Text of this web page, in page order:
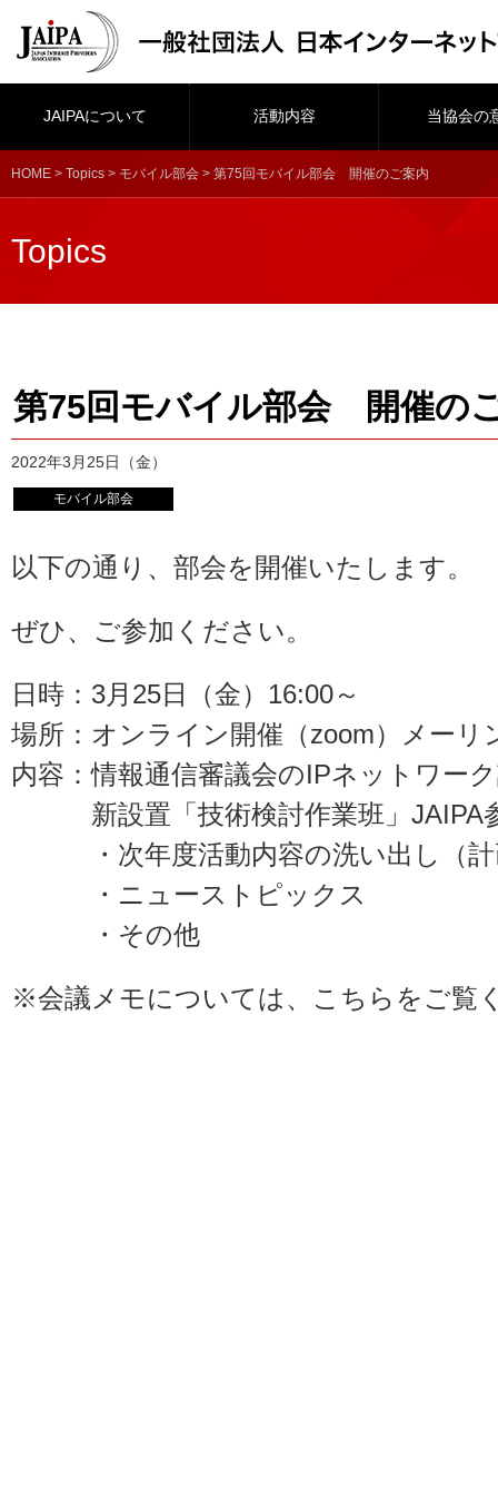
JAIPAについて 活動内容 当協会の
HOME > Topics > モバイル部会 > 第75回モバイル部会 開催のご案内
Topics
第75回モバイル部会 開催の
2022年3月25日（金）
モバイル部会
以下の通り、部会を開催いたします。
ぜひ、ご参加ください。
日時：3月25日（金）16:00～
場所：オンライン開催（zoom）メー
内容：情報通信審議会のIPネットワー
新設置「技術検討作業班」JAIPA
・次年度活動内容の洗い出し（計
・ニューストピックス
・その他
※会議メモについては、 こちら をご覧